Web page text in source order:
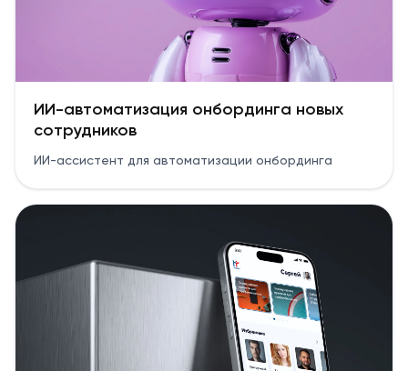
ИИ-автоматизация онбординга новых
сотрудников
ИИ-ассистент для автоматизации онбординга